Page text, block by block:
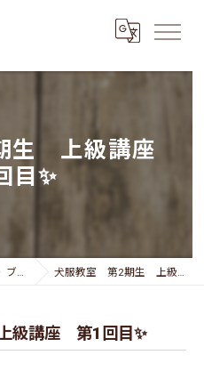
生 上級講座
目✨
ブログ 犬服教室 第2期生 上級講座 第1回目✨
級講座 第1回目✨